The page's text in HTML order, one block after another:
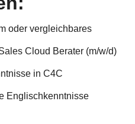
oder vergleichbares
Cloud Berater (m/w/d)
in C4C
Englischkenntnisse